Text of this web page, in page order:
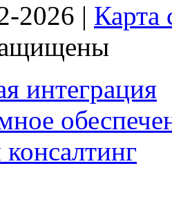
2026 | Карта
интеграция